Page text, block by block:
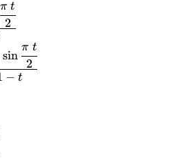
t}
2
π t
t}
− t
sin
2
π t